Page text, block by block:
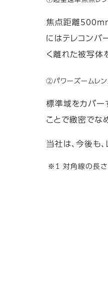
焦点距離
にはテレコンバ
く離れた被写体
②パワーズームレン
標準域をカバー
ことで緻密でな
当社は、今後も
※1 対角線の長さ